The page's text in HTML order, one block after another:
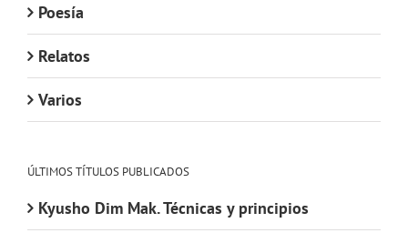
Poesía
Relatos
Varios
ÚLTIMOS TÍTULOS PUBLICADOS
Kyusho Dim Mak. Técnicas y principios